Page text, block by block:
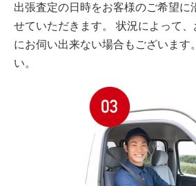
出張査定の日時をお客様のご希望に
せていただきます。 状況によって、
にお伺い出来ない場合もございます
い。